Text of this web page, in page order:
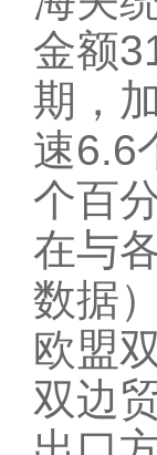
金额
期，
速6.6
个百
在与
数据
欧盟
双边